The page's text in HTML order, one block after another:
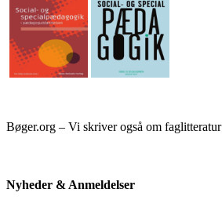
Bøger.org – Vi skriver også om faglitteratur
Nyheder & Anmeldelser